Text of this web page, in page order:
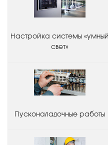
Настройка системы «умный
свет»
Пусконаладочные работы